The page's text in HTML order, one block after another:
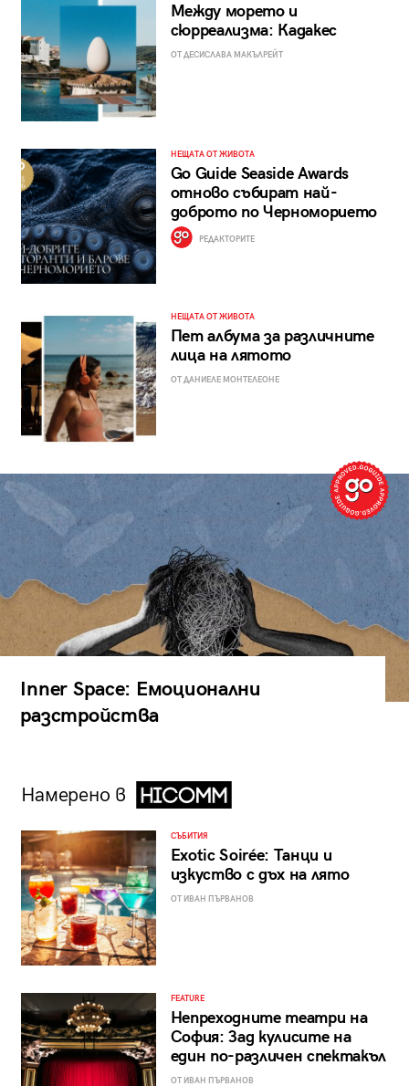
Между морето и
сюрреализма: Кадакес
ОТ ДЕСИСЛАВА МАКЪЛРЕЙТ
НЕЩАТА ОТ ЖИВОТА
Go Guide Seaside Awards
отново събират най-
доброто по Черноморието
РЕДАКТОРИТЕ
НЕЩАТА ОТ ЖИВОТА
Пет албума за различните
лица на лятото
ОТ ДАНИЕЛЕ МОНТЕЛЕОНЕ
Inner Space: Емоционални
разстройства
Намерено в
СЪБИТИЯ
Exotic Soirée: Танци и
изкуство с дъх на лято
ОТ ИВАН ПЪРВАНОВ
FEATURE
Непреходните театри на
София: Зад кулисите на
един по-различен спектакъл
ОТ ИВАН ПЪРВАНОВ